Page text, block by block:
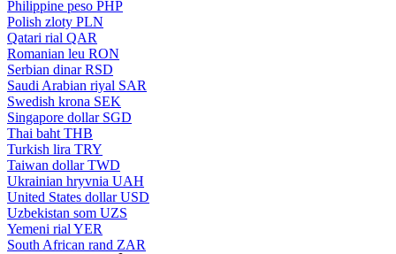
Philippine peso PHP
Polish zloty PLN
Qatari rial QAR
Romanian leu RON
Serbian dinar RSD
Saudi Arabian riyal SAR
Swedish krona SEK
Singapore dollar SGD
Thai baht THB
Turkish lira TRY
Taiwan dollar TWD
Ukrainian hryvnia UAH
United States dollar USD
Uzbekistan som UZS
Yemeni rial YER
South African rand ZAR